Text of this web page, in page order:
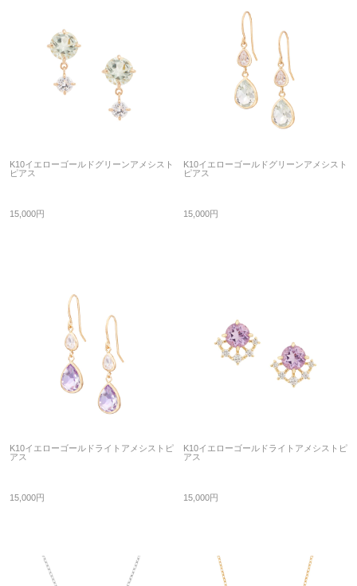
K10イエローゴールドグリーンアメシスト
ピアス
15,000円
K10イエローゴールドグリーンアメシスト
ピアス
15,000円
K10イエローゴールドライトアメシストピ
アス
15,000円
K10イエローゴールドライトアメシストピ
アス
15,000円